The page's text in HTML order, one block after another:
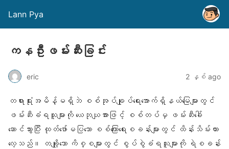
Lann Pya
ကနဦးဖမ်းဆီးခြင်း
eric 2 နှစ် ago
တရားရုံးအမိန့်မရှိဘဲ စစ်အုပ်ချုပ်ရေးအောက်ရှိနယ်မြေများတွင်
ဖမ်းဆီးခံရသူများကို ယေဘုယျအားဖြင့် စစ်တပ်မှ ဖမ်းဆီးခေါ်
ဆောင်သွားပြီး ထုတ်ဖော်မပြသော စစ်ကြောရေးစခန်းများတွင် ထိန်းသိမ်းထား
လေ့သည်။ တချို့သော ကိစ္စများတွင် စွပ်စွဲခံရသူများကို ရဲစခန်း